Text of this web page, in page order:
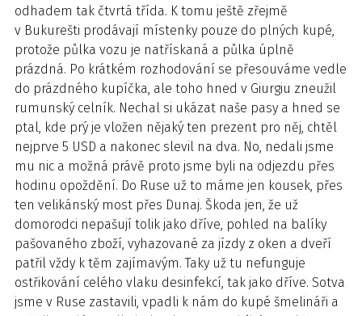
odhadem tak čtvrtá třída. K tomu ještě zřejmě
v Bukurešti prodávají místenky pouze do plných kupé,
protože půlka vozu je natřískaná a půlka úplně
prázdná. Po krátkém rozhodování se přesouváme vedle
do prázdného kupíčka, ale toho hned v Giurgiu zneužil
rumunský celník. Nechal si ukázat naše pasy a hned se
ptal, kde prý je vložen nějaký ten prezent pro něj, chtěl
nejprve 5 USD a nakonec slevil na dva. No, nedali jsme
mu nic a možná právě proto jsme byli na odjezdu přes
hodinu opoždění. Do Ruse už to máme jen kousek, přes
ten velikánský most přes Dunaj. Škoda jen, že už
domorodci nepašují tolik jako dříve, pohled na balíky
pašovaného zboží, vyhazované za jízdy z oken a dveří
patřil vždy k těm zajímavým. Taky už tu nefunguje
ostřikování celého vlaku desinfekcí, tak jako dříve. Sotva
jsme v Ruse zastavili, vpadli k nám do kupé šmelináři a